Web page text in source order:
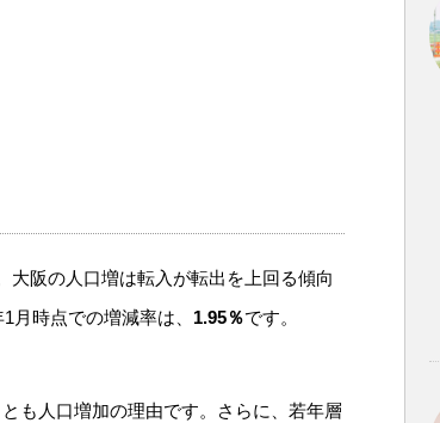
大阪の人口増は転入が転出を上回る傾向
月時点での増減率は、 1.95％です。
とも人口増加の理由です。さらに、若年層